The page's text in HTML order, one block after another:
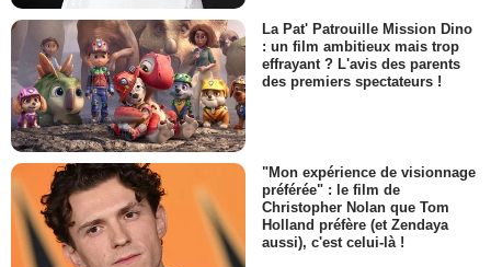
La Pat' Patrouille Mission Dino
: un film ambitieux mais trop
effrayant ? L'avis des parents
des premiers spectateurs !
"Mon expérience de visionnage
préférée" : le film de
Christopher Nolan que Tom
Holland préfère (et Zendaya
aussi), c'est celui-là !